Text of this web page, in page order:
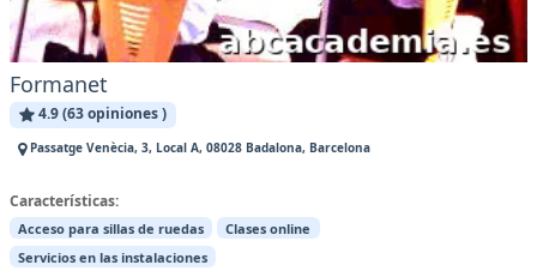
Formanet
4.9 (63 opiniones )
Passatge Venècia, 3, Local A, 08028 Badalona, Barcelona
Características:
Acceso para sillas de ruedas
Clases online
Servicios en las instalaciones